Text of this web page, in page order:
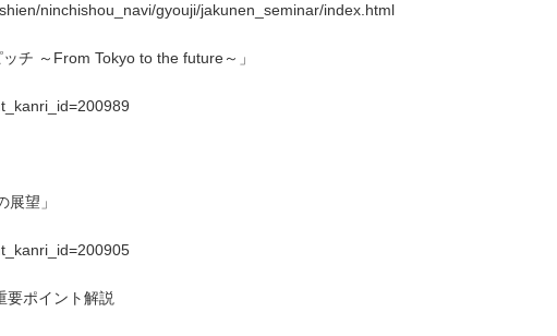
ninchishou_navi/gyouji/jakunen_seminar/index.html
チ ～From Tokyo to the future～」
望」
ポイント解説